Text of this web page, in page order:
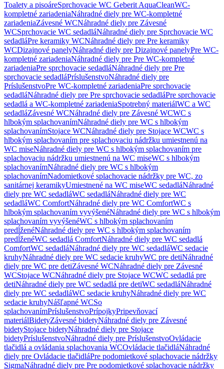
Toalety a pisoáreSprchovacie WC Geberit AquaCleanWC-
kompletné zariadeniaNáhradné diely pre WC-kompletné
zariadeniaZávesné WCNáhradné diely pre Závesné
WCSprchovacie WC sedadláNáhradné diely pre Sprchovacie WC
sedadláPre keramiky WCNáhradné diely pre Pre keramiky
WCDizajnové panelyNáhradné diely pre Dizajnové panelyPre WC-
kompletné zariadeniaNáhradné diely pre Pre WC-kompletné
zariadeniaPre sprchovacie sedadláNáhradné diely pre Pre
sprchovacie sedadláPríslušenstvoNáhradné diely pre
PríslušenstvoPre WC-kompletné zariadeniaPre sprchovacie
sedadláNáhradné diely pre Pre sprchovacie sedadláPre sprchovacie
sedadlá a WC-kompletné zariadeniaSpotrebný materiálWC a WC
sedadláZávesné WCNáhradné diely pre Závesné WCWC s
hlbokým splachovanímNáhradné diely pre WC s hlbokým
splachovanímStojace WCNáhradné diely pre Stojace WCWC s
hlbokým splachovaním pre splachovaciu nádržku umiestnenú na
WC miseNáhradné diely pre WC s hlbokým splachovaním pre
splachovaciu nádržku umiestnenú na WC miseWC s hlbokým
splachovanímNáhradné diely pre WC s hlbokým
splachovanímNadomietkové splachovacie nádržky pre WC, zo
sanitárnej keramikyUmiestnené na WC miseWC sedadláNáhradné
diely pre WC sedadláWC sedadláNáhradné diely pre WC
sedadláWC ComfortNáhradné diely pre WC ComfortWC s
hlbokým splachovaním vyvýšenéNáhradné diely pre WC s hlbokým
splachovaním vyvýšenéWC s hlbokým splachovaním
predĺženéNáhradné diely pre WC s hlbokým splachovaním
predĺženéWC sedadlá ComfortNáhradné diely pre WC sedadlá
ComfortWC sedadláNáhradné diely pre WC sedadláWC sedacie
kruhyNáhradné diely pre WC sedacie kruhyWC pre detiNáhradné
diely pre WC pre detiZávesné WCNáhradné diely pre Závesné
WCStojace WCNáhradné diely pre Stojace WCWC sedadlá pre
detiNáhradné diely pre WC sedadlá pre detiWC sedadláNáhradné
diely pre WC sedadláWC sedacie kruhyNáhradné diely pre WC
sedacie kruhyNášľapné WCSo
splachovanímPríslušenstvoPrípojkyPripevňovací
materiálBidetyZávesné bidetyNáhradné diely pre Závesné
bidetyStojace bidetyNáhradné diely pre Stojace
bidetyPríslušenstvoNáhradné diely pre PríslušenstvoOvládacie
tlačidlá a ovládania splachovania WCOvládacie tlačidláNáhradné
diely pre Ovládacie tlačidláPre podomietkové splachovacie nádržky
SigmaNáhradné diely pre Pre podomietkové splachovacie nádržky